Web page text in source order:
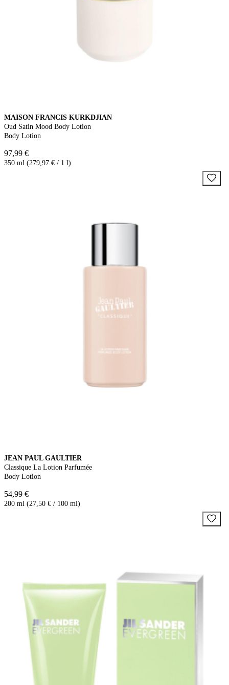
MAISON FRANCIS KURKDJIAN
Oud Satin Mood Body Lotion
Body Lotion
97,99 €
350 ml (279,97 € / 1 l)
JEAN PAUL GAULTIER
Classique La Lotion Parfumée
Body Lotion
54,99 €
200 ml (27,50 € / 100 ml)